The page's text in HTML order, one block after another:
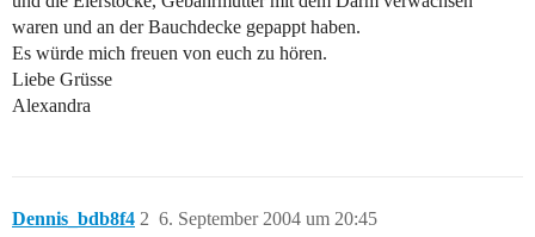
waren und an der Bauchdecke gepappt haben.
Es würde mich freuen von euch zu hören.
Liebe Grüsse
Alexandra
Dennis_bdb8f4 6. September 2004 um 20:45
2